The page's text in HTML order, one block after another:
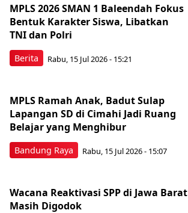
Berita
MPLS 2026 SMAN 1 Baleendah Fokus
Bentuk Karakter Siswa, Libatkan
TNI dan Polri
Rabu, 15 Jul 2026 - 15:21
Bandung Raya
MPLS Ramah Anak, Badut Sulap
Lapangan SD di Cimahi Jadi Ruang
Belajar yang Menghibur
Rabu, 15 Jul 2026 - 15:07
Wacana Reaktivasi SPP di Jawa Barat
Masih Digodok